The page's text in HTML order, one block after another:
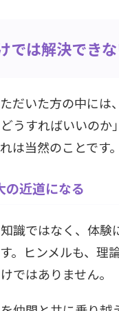
では解決でき
だいた方の中には
うすればいいのか
は当然のことです。
の近道になる
識ではなく、体験
。ヒンメルも、理
ではありません。